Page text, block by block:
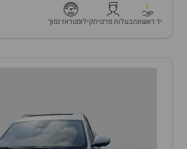
1
יד ראשונהבעלות פרטיתקילומטראז נמוך